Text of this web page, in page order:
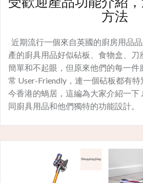
方法
近期流行一個來自英國的廚房用品品
產的廚具用品好似砧板、食物盒、
簡單和不起眼，但原來他們的每一件
常 User-Friendly，連一個砧板都有
今香港的蝸居，這編為大家介紹一下
同廚具用品和他們獨特的功能設計。